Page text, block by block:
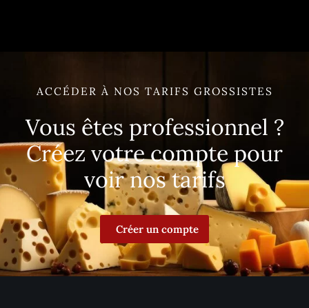
ACCÉDER À NOS TARIFS GROSSISTES
Vous êtes professionnel ?
Créez votre compte pour
voir nos tarifs
Créer un compte